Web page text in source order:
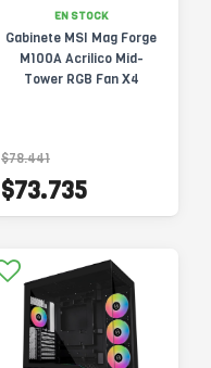
EN STOCK
Gabinete MSI Mag Forge
M100A Acrilico Mid-
Tower RGB Fan X4
$78.441
$73.735